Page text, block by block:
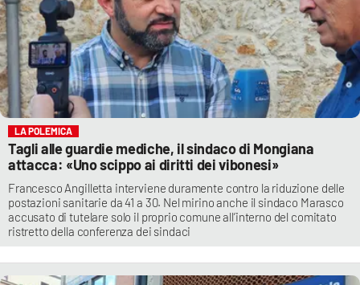
LA POLEMICA
Tagli alle guardie mediche, il sindaco di Mongiana
attacca: «Uno scippo ai diritti dei vibonesi»
Francesco Angilletta interviene duramente contro la riduzione delle
postazioni sanitarie da 41 a 30. Nel mirino anche il sindaco Marasco
accusato di tutelare solo il proprio comune all’interno del comitato
ristretto della conferenza dei sindaci